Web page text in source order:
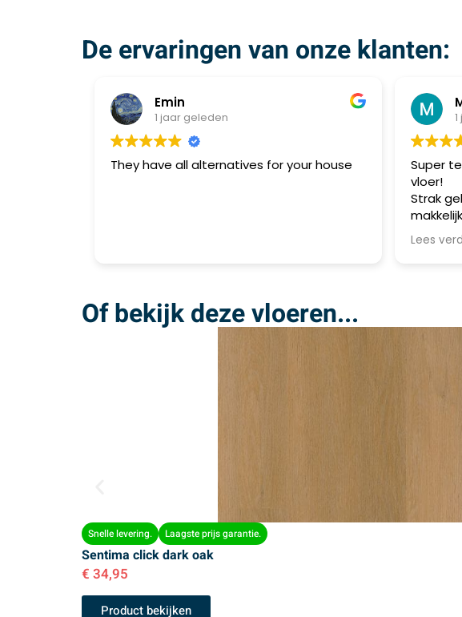
De ervaringen van onze klanten:
Emin
1 jaar geleden
They have all alternatives for your house
M
1 jaar
Super
vloer!
Strak
makkelijk
combinatie
Aanrader!
Lees verder
Of bekijk deze vloeren...
Snelle levering. Laagste prijs garantie.
Sentima click dark oak
€ 34,95
Product bekijken